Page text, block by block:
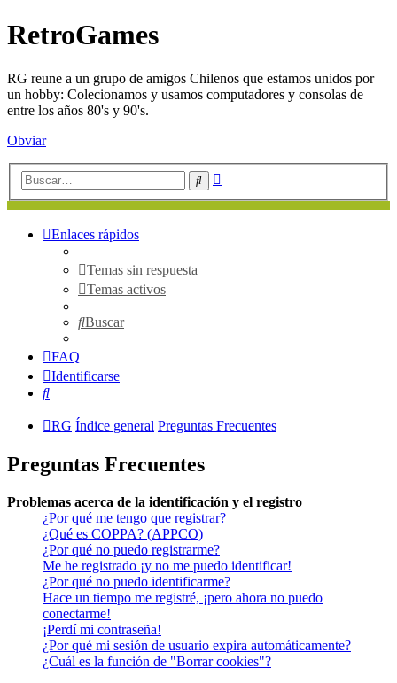
RetroGames
RG reune a un grupo de amigos Chilenos que estamos unidos por
un hobby: Colecionamos y usamos computadores y consolas de
entre los años 80's y 90's.
Obviar
Buscar
Enlaces rápidos
Temas sin respuesta
Temas activos
Buscar
FAQ
Identificarse
Buscar
RG Índice general Preguntas Frecuentes
Preguntas Frecuentes
Problemas acerca de la identificación y el registro
¿Por qué me tengo que registrar?
¿Qué es COPPA? (APPCO)
¿Por qué no puedo registrarme?
Me he registrado ¡y no me puedo identificar!
¿Por qué no puedo identificarme?
Hace un tiempo me registré, ¡pero ahora no puedo
conectarme!
¡Perdí mi contraseña!
¿Por qué mi sesión de usuario expira automáticamente?
¿Cuál es la función de "Borrar cookies"?